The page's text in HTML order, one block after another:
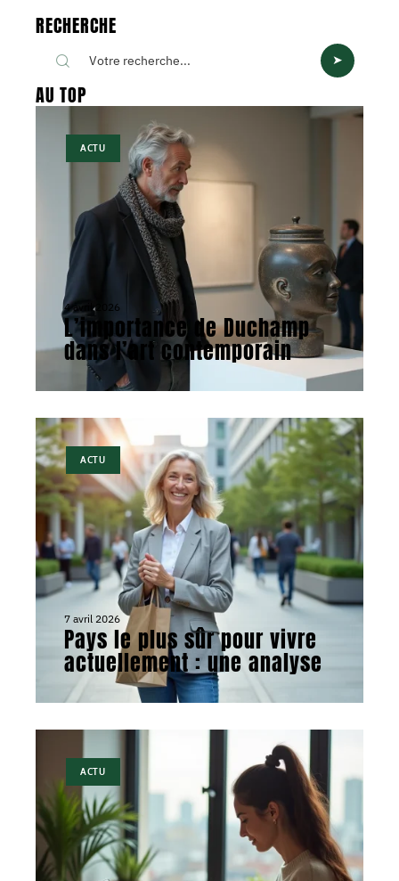
RECHERCHE
AU TOP
ACTU
4 avril 2026
L’importance de Duchamp
dans l’art contemporain
ACTU
7 avril 2026
Pays le plus sûr pour vivre
actuellement : une analyse
ACTU